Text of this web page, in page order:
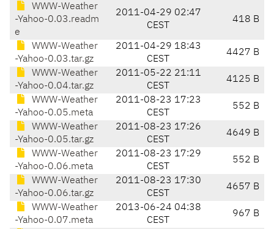
WWW-Weather
-Yahoo-0.03.readm
e
2011-04-29 02:47
CEST
418 B
WWW-Weather
-Yahoo-0.03.tar.gz
2011-04-29 18:43
CEST
4427 B
WWW-Weather
-Yahoo-0.04.tar.gz
2011-05-22 21:11
CEST
4125 B
WWW-Weather
-Yahoo-0.05.meta
2011-08-23 17:23
CEST
552 B
WWW-Weather
-Yahoo-0.05.tar.gz
2011-08-23 17:26
CEST
4649 B
WWW-Weather
-Yahoo-0.06.meta
2011-08-23 17:29
CEST
552 B
WWW-Weather
-Yahoo-0.06.tar.gz
2011-08-23 17:30
CEST
4657 B
WWW-Weather
-Yahoo-0.07.meta
2013-06-24 04:38
CEST
967 B